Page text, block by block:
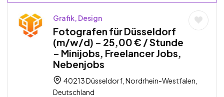
Grafik, Design
Fotografen für Düsseldorf
(m/w/d) – 25,00 € / Stunde
– Minijobs, Freelancer Jobs,
Nebenjobs
40213 Düsseldorf, Nordrhein-Westfalen,
Deutschland